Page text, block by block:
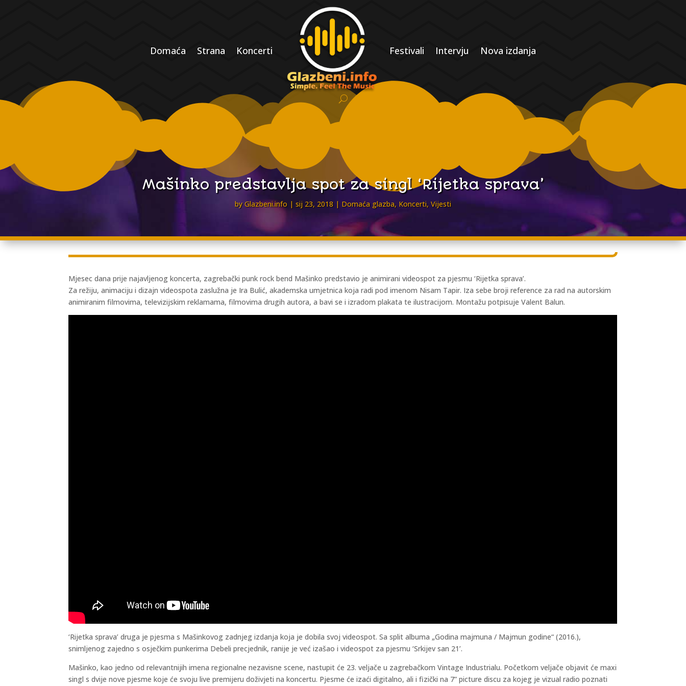
Domaća Strana Koncerti Festivali Intervju Nova izdanja
Mašinko predstavlja spot za singl ‘Rijetka sprava’
byGlazbeni.info sij 23, 2018 Domaća glazba, Koncerti, Vijesti
Mjesec dana prije najavljenog koncerta, zagrebački punk rock bend Mašinko predstavio je animirani videospot za pjesmu ‘Rijetka sprava’.
Za režiju, animaciju i dizajn videospota zaslužna je Ira Bulić, akademska umjetnica koja radi pod imenom Nisam Tapir. Iza sebe broji reference za rad na autorskim
animiranim filmovima, televizijskim reklamama, filmovima drugih autora, a bavi se i izradom plakata te ilustracijom. Montažu potpisuje Valent Balun.
‘Rijetka sprava’ druga je pjesma s Mašinkovog zadnjeg izdanja koja je dobila svoj videospot. Sa split albuma „Godina majmuna / Majmun godine“ (2016.),
snimljenog zajedno s osječkim punkerima Debeli precjednik, ranije je već izašao i videospot za pjesmu ‘Srkijev san 21’.
Mašinko, kao jedno od relevantnijih imena regionalne nezavisne scene, nastupit će 23. veljače u zagrebačkom Vintage Industrialu. Početkom veljače objavit će maxi
singl s dvije nove pjesme koje će svoju live premijeru doživjeti na koncertu. Pjesme će izaći digitalno, ali i fizički na 7” picture discu za kojeg je vizual radio poznati